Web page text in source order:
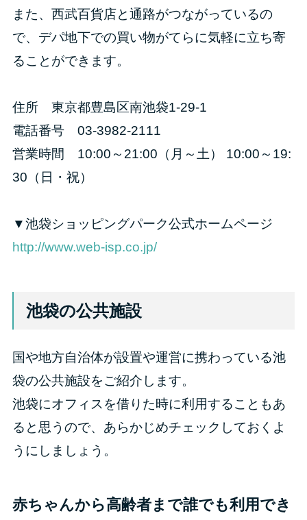
また、西武百貨店と通路がつながっているの
で、デパ地下での買い物がてらに気軽に立ち寄
ることができます。
住所 東京都豊島区南池袋1-29-1
電話番号 03-3982-2111
営業時間 10:00～21:00（月～土） 10:00～19:
30（日・祝）
▼池袋ショッピングパーク公式ホームページ
http://www.web-isp.co.jp/
池袋の公共施設
国や地方自治体が設置や運営に携わっている池
袋の公共施設をご紹介します。
池袋にオフィスを借りた時に利用することもあ
ると思うので、あらかじめチェックしておくよ
うにしましょう。
赤ちゃんから高齢者まで誰でも利用でき